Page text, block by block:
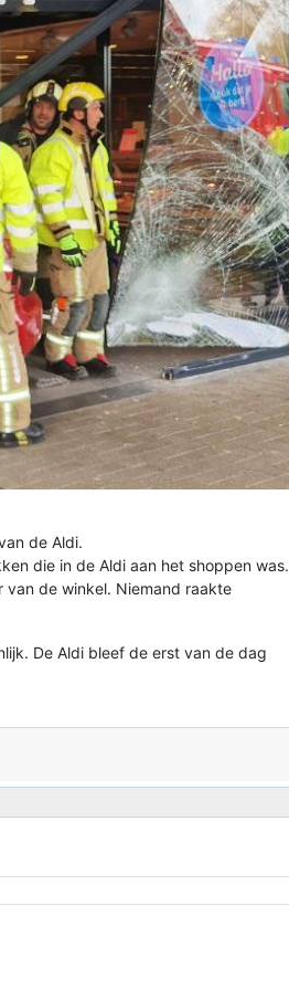
de Aldi.
die in de Aldi aan het shoppen was.
van de winkel. Niemand raakte
De Aldi bleef de erst van de dag